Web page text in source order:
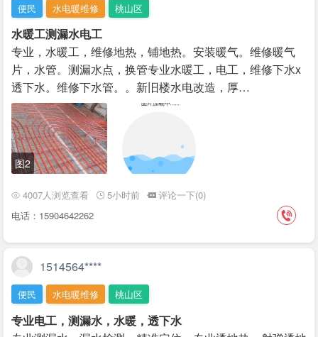
便民 水电暖维修 桃山区
水暖工测漏水电工
专业，水暖工，维修地热，铺地热。安装暖气。维修暖气
片，水管。测漏水点，换管专业水暖工，电工，维修下水x
透下水。维修下水管。。新旧楼水电改造，厚…
图2
4007人浏览查看 5小时前
评论一下(0)
电话：15904642262
1514564****
便民 水电暖维修 桃山区
专业电工，测漏水，水暖，透下水